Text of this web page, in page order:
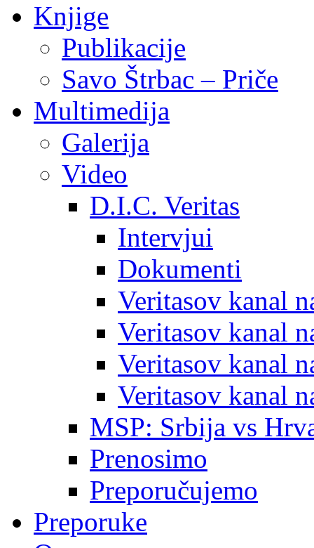
Knjige
Publikacije
Savo Štrbac – Priče
Multimedija
Galerija
Video
D.I.C. Veritas
Intervjui
Dokumenti
Veritasov kanal
Veritasov kanal
Veritasov kanal
Veritasov kanal
MSP: Srbija vs
Prenosimo
Preporučujemo
Preporuke